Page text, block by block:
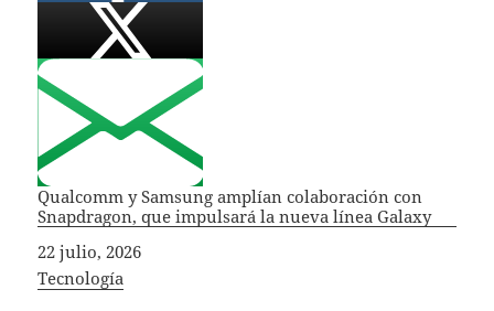
Qualcomm y Samsung amplían colaboración con
Snapdragon, que impulsará la nueva línea Galaxy
Fecha
22 julio, 2026
In relation to
Tecnología